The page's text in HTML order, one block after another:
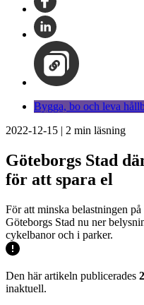
Bygga, bo och leva
2022-12-15 | 2 min läsning
Göteborgs Stad
för att spara el
För att minska belastningen
Göteborgs Stad nu ner
cykelbanor och i parker.
Den här artikeln publicerades
inaktuell.